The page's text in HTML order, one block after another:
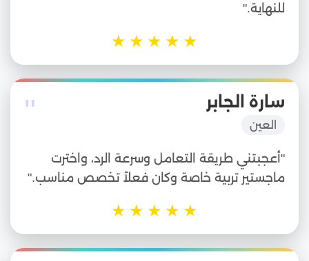
للنهاية."
★
★
★
★
★
" سارة الجابر
العين
"أعجبتني طريقة التعامل وسرعة الرد، واخترت
ماجستير تربية خاصة وكان فعلاً تخصص مناسب."
★
★
★
★
★